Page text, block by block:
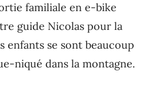
familiale en e-bike
guide Nicolas pour la
enfants se sont beaucoup
niqué dans la montagne.